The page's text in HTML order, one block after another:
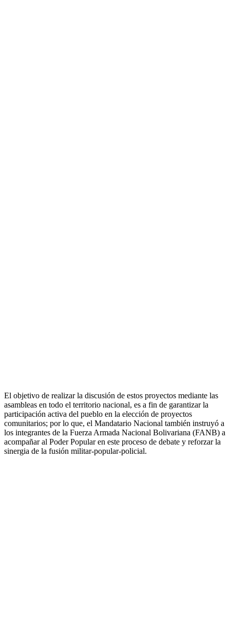
El objetivo de realizar la discusión de estos proyectos mediante las
asambleas en todo el territorio nacional, es a fin de garantizar la
participación activa del pueblo en la elección de proyectos
comunitarios; por lo que, el Mandatario Nacional también instruyó a
los integrantes de la Fuerza Armada Nacional Bolivariana (FANB) a
acompañar al Poder Popular en este proceso de debate y reforzar la
sinergia de la fusión militar-popular-policial.